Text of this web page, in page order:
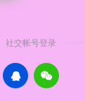
社交帐号登录